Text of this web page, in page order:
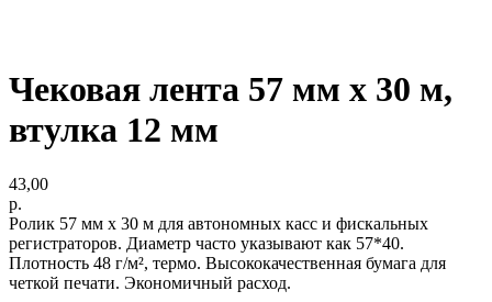
Чековая лента 57 мм x 30 м,
втулка 12 мм
43,00
р.
Ролик 57 мм x 30 м для автономных касс и фискальных
регистраторов. Диаметр часто указывают как 57*40.
Плотность 48 г/м², термо. Высококачественная бумага для
четкой печати. Экономичный расход.